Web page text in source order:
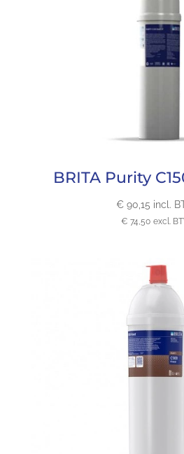
BRITA Purity
€90,15 incl.
€ 74,50 excl.